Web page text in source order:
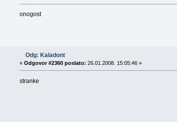
onogost
Odg: Kaladont
« Odgovor #2360 poslato: 26.01.2008. 15:05:46 »
stranke